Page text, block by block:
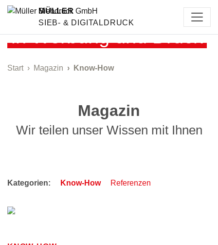
MÜLLER
SIEB- & DIGITALDRUCK
Erfahrung
in Werbung und Druck
Start Magazin Know-How
Magazin
Wir teilen unser Wissen mit Ihnen
Kategorien: Know-How Referenzen